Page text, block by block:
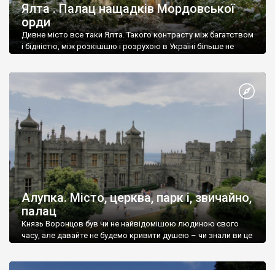
Ялта . Палац нащадків Мордовської
орди
Дивне місто все таки Ялта. Такого контрасту між багатством
і бідністю, між розкішшю і розрухою в Україні більше не
Алупка. Місто, церква, парк і, звичайно,
палац
Князь Воронцов був чи не найвідомішою людиною свого
часу, але давайте не будемо кривити душею – чи знали ви це